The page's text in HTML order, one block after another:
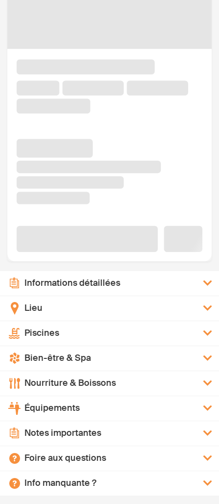
Informations détaillées
Lieu
Piscines
Bien-être & Spa
Nourriture & Boissons
Équipements
Notes importantes
Foire aux questions
Info manquante ?